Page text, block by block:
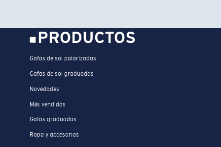
PRODUCTOS
Gafas de sol polarizadas
Gafas de sol graduadas
Novedades
Más vendidas
Gafas graduadas
Ropa y accesorios